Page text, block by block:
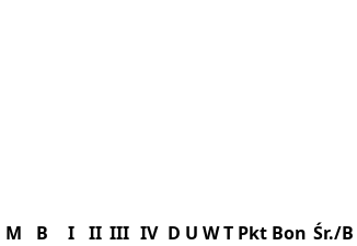
M B I II III IV D U WT Pkt Bon Śr./B